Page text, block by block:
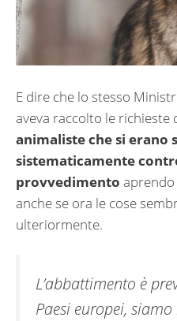
E dire che lo stesso
aveva raccolto le richieste
animaliste che si erano
sistematicamente
provvedimento
anche se ora le cose
ulteriormente.
L’abbattimento è
Paesi europei,